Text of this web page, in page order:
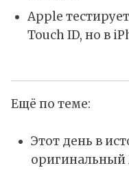
Apple
Touch ID, но в
Ещё по теме:
Этот день в
оригинальный